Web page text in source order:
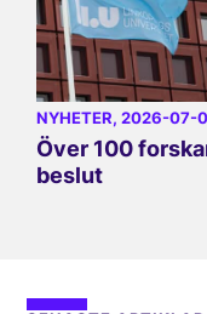
NYHETER, 2026-07-
Över 100
beslut